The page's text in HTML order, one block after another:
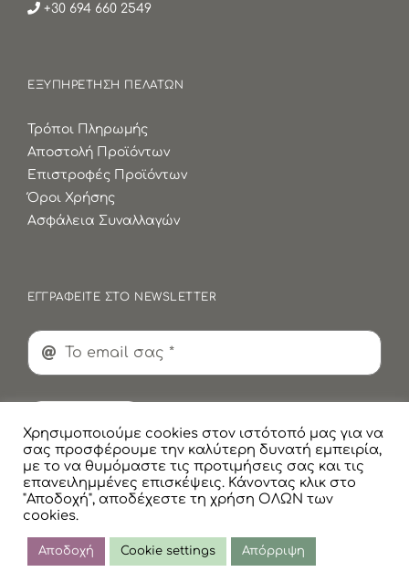
+30 694 660 2549
ΕΞΥΠΗΡΕΤΗΣΗ ΠΕΛΑΤΩΝ
Τρόποι Πληρωμής
Αποστολή Προϊόντων
Επιστροφές Προϊόντων
Όροι Χρήσης
Ασφάλεια Συναλλαγών
ΕΓΓΡΑΦΕΙΤΕ ΣΤΟ NEWSLETTER
© Copyright
Πολιτική Προστασίας Προσωπικών Δεδομένων
Χρησιμοποιούμε cookies στον ιστότοπό μας για να
σας προσφέρουμε την καλύτερη δυνατή εμπειρία,
με το να θυμόμαστε τις προτιμήσεις σας και τις
επανειλημμένες επισκέψεις. Κάνοντας κλικ στο
"Αποδοχή", αποδέχεστε τη χρήση ΟΛΩΝ των
cookies.
Αποδοχή Cookie settings Απόρριψη